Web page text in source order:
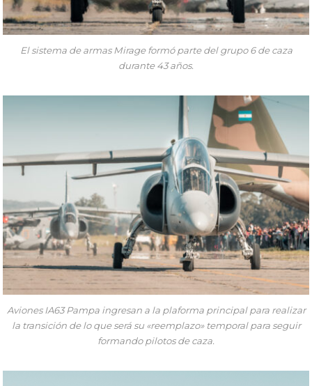
El sistema de armas Mirage formó parte del grupo 6 de caza
durante 43 años.
Aviones IA63 Pampa ingresan a la plaforma principal para realizar
la transición de lo que será su «reemplazo» temporal para seguir
formando pilotos de caza.